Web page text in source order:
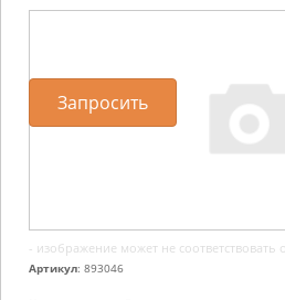
- изображение может не соответствовать
Артикул: 893046
Запросить